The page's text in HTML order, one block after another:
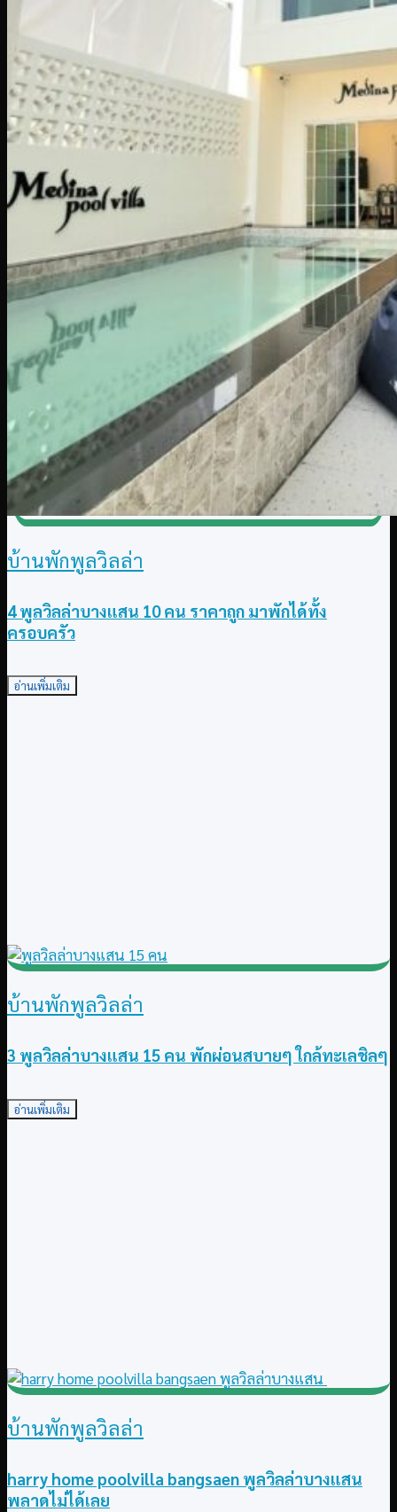
บ้านพักพูลวิลล่า
4 พูลวิลล่าบางแสน 10 คน ราคาถูก มาพักได้ทั้ง
ครอบครัว
อ่านเพิ่มเติม
บ้านพักพูลวิลล่า
3 พูลวิลล่าบางแสน 15 คน พักผ่อนสบายๆ ใกล้ทะเลชิลๆ
อ่านเพิ่มเติม
บ้านพักพูลวิลล่า
harry home poolvilla bangsaen พูลวิลล่าบางแสน
พลาดไม่ได้เลย